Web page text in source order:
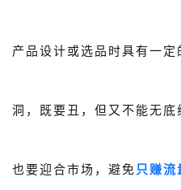
产品设计或选品时具有一
洞，既要丑，但又不能无
也要迎合市场，避免 只赚流